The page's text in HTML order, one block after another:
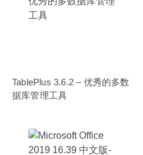
TablePlus 3.6.2 – 优秀的多数
据库管理工具